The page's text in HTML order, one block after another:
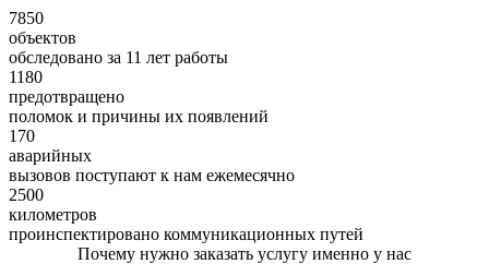
7850
объектов
обследовано за 11 лет работы
1180
предотвращено
поломок и причины их появлений
170
аварийных
вызовов поступают к нам ежемесячно
2500
километров
проинспектировано коммуникационных путей
Почему нужно заказать услугу именно у нас